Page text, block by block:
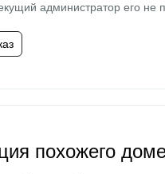
администратор его не
похожего